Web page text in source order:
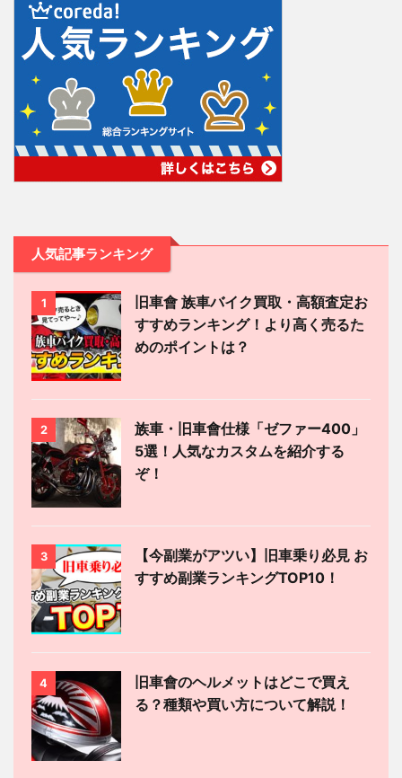
人気記事ランキング
1
旧車會 族車バイク買取・高額査定お
すすめランキング！より高く売るた
めのポイントは？
2
族車・旧車會仕様「ゼファー400」
5選！人気なカスタムを紹介する
ぞ！
3
【今副業がアツい】旧車乗り必見 お
すすめ副業ランキングTOP10！
4
旧車會のヘルメットはどこで買え
る？種類や買い方について解説！